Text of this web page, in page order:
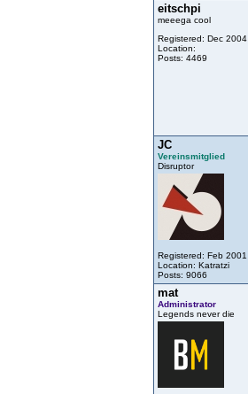
eitschpi
meeega cool
Registered: Dec 2004
Location:
Posts: 4469
JC
Vereinsmitglied
Disruptor
Registered: Feb 2001
Location: Katratzi
Posts: 9066
mat
Administrator
Legends never die